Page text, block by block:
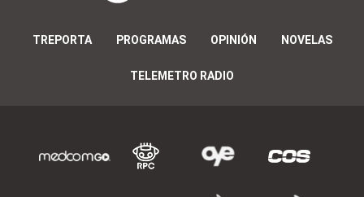
TREPORTA PROGRAMAS OPINIÓN NOVELAS
TELEMETRO RADIO